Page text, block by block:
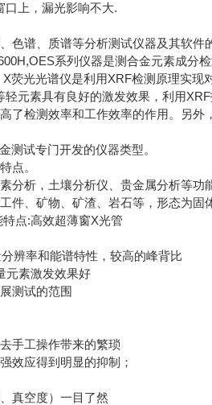
口上，漏光影响不大.
色谱、质谱等分析测试仪器及其软件
系列仪器是测合金元素成分
荧光光谱仪是利用XRF检测原理实
元素具有良好的激发效果，利用
了检测效率和工作效率的作用。另外
测试专门开发的仪器类型。
点。
分析，土壤分析仪、贵金属分析等功
件、矿物、矿渣、岩石等，形态为固
特点:高效超薄窗X光管
辨率和能谱特性，较高的峰背比
元素激发效果好
测试的范围
手工操作带来的繁琐
效应得到明显的抑制；
真空度）一目了然